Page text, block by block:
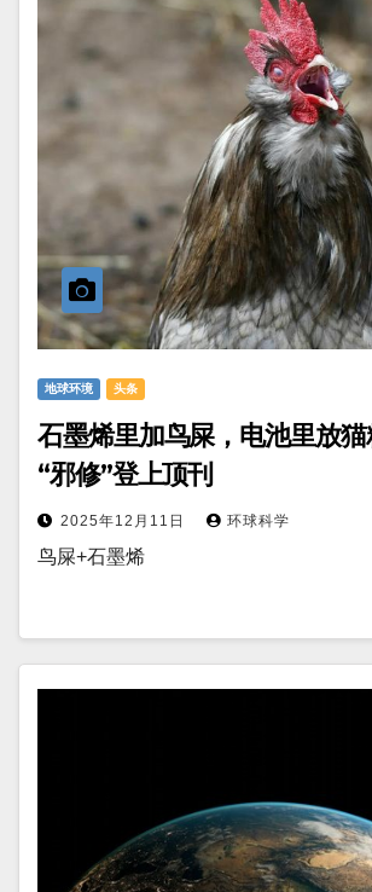
地球环境 头条
石墨烯里加鸟屎，电池里放
“邪修”登上顶刊
2025年12月11日 环球科学
鸟屎+石墨烯